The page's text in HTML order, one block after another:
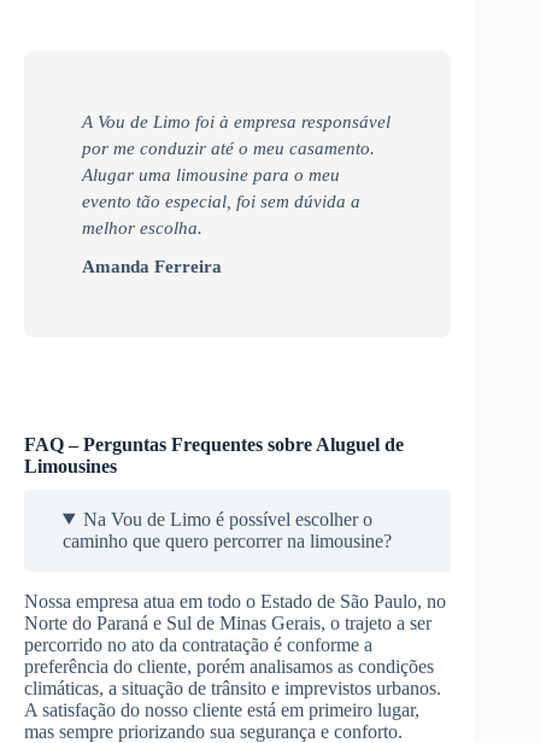
A Vou de Limo foi à empresa responsável
por me conduzir até o meu casamento.
Alugar uma limousine para o meu
evento tão especial, foi sem dúvida a
melhor escolha.
Amanda Ferreira
FAQ – Perguntas Frequentes sobre Aluguel de
Limousines
Na Vou de Limo é possível escolher o
caminho que quero percorrer na limousine?
Nossa empresa atua em todo o Estado de São Paulo, no
Norte do Paraná e Sul de Minas Gerais, o trajeto a ser
percorrido no ato da contratação é conforme a
preferência do cliente, porém analisamos as condições
climáticas, a situação de trânsito e imprevistos urbanos.
A satisfação do nosso cliente está em primeiro lugar,
mas sempre priorizando sua segurança e conforto.